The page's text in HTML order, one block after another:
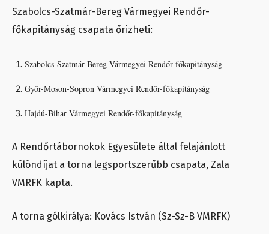
Szabolcs-Szatmár-Bereg Vármegyei Rendőr-
főkapitányság csapata őrizheti:
Szabolcs-Szatmár-Bereg Vármegyei Rendőr-főkapitányság
Győr-Moson-Sopron Vármegyei Rendőr-főkapitányság
Hajdú-Bihar Vármegyei Rendőr-főkapitányság
A Rendőrtábornokok Egyesülete által felajánlott
különdíjat a torna legsportszerűbb csapata, Zala
VMRFK kapta.
A torna gólkirálya: Kovács István (Sz-Sz-B VMRFK)